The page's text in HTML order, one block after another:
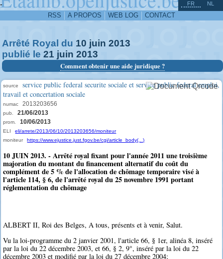
-
RSS A PROPOS WEB LOG CONTACT
FR NL
Arrêté Royal du 10 juin 2013
publié le 21 juin 2013
Comment obtenir une aide juridique ?
source
service public federal securite sociale et service public federal emploi,
travail et concertation sociale
numac 2013203656
pub. 21/06/2013
prom. 10/06/2013
ELI
eli/arrete/2013/06/10/2013203656/moniteur
moniteur
https://www.ejustice.just.fgov.be/cgi/article_body(...)
10 JUIN 2013. - Arrêté royal fixant pour l'année 2011 une troisième
majoration du montant du financement alternatif du coût du
complément de 5 % de l'allocation de chômage temporaire visé à
l'article 114, § 6, de l'arrêté royal du 25 novembre 1991 portant
réglementation du chômage
ALBERT II, Roi des Belges, A tous, présents et à venir, Salut.
Vu la loi-programme du 2 janvier 2001, l'article 66, § 1er, alinéa 8, inséré
par la loi du 22 décembre 2003, et 66, § 2, 9°, inséré par la loi du 22
décembre 2003 et modifié par la loi du 27 décembre 2004;
^